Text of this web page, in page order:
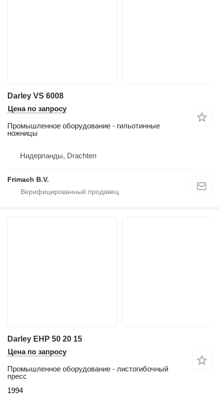
Darley VS 6008
Цена по запросу
Промышленное оборудование - гильотинные
ножницы
Нидерланды, Drachten
Frimach B.V.
Darley EHP 50 20 15
Цена по запросу
Промышленное оборудование - листогибочный
пресс
1994